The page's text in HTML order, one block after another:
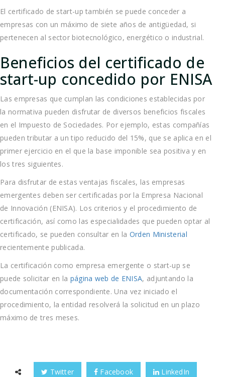
El certificado de start-up también se puede conceder a
empresas con un máximo de siete años de antigüedad, si
pertenecen al sector biotecnológico, energético o industrial.
Beneficios del certificado de
start-up concedido por ENISA
Las empresas que cumplan las condiciones establecidas por
la normativa pueden disfrutar de diversos beneficios fiscales
en el Impuesto de Sociedades. Por ejemplo, estas compañías
pueden tributar a un tipo reducido del 15%, que se aplica en el
primer ejercicio en el que la base imponible sea positiva y en
los tres siguientes.
Para disfrutar de estas ventajas fiscales, las empresas
emergentes deben ser certificadas por la Empresa Nacional
de Innovación (ENISA). Los criterios y el procedimiento de
certificación, así como las especialidades que pueden optar al
certificado, se pueden consultar en la Orden Ministerial
recientemente publicada.
La certificación como empresa emergente o start-up se
puede solicitar en la página web de ENISA, adjuntando la
documentación correspondiente. Una vez iniciado el
procedimiento, la entidad resolverá la solicitud en un plazo
máximo de tres meses.
Twitter Facebook LinkedIn